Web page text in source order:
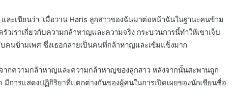
ะเขียนว่า ‘เมื่อวาน Haris ลูกสาวของฉันมาต่อหน้าฉันในฐานะคนข้าม
เราเกี่ยวกับความกล้าหาญและความจริง กระบวนการนี้ทำให้เขาเจ็บ
คนข้ามเพศ ซึ่งเธอกลายเป็นคนที่กล้าหาญและเข้มแข็งมาก
ากความกล้าหาญและความกล้าหาญของลูกสาว หลังจากนั้นสะพานถูก
มีการแสดงปฏิกิริยาที่แตกต่างกันของผู้คนในการเปิดเผยของนักเขียนชื่อ